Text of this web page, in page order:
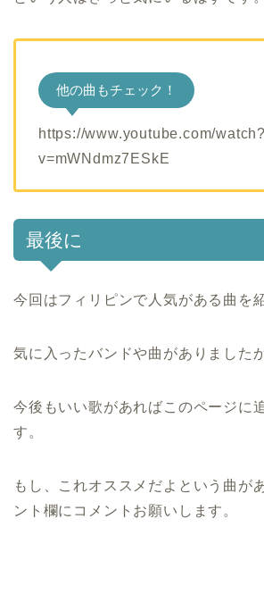
他の曲もチェック！
https://www.youtube.com/watch?
v=mWNdmz7ESkE
最後に
今回はフィリピンで人気がある曲を
気に入ったバンドや曲がありました
今後もいい歌があればこのページに
す。
もし、これオススメだよという曲が
ント欄にコメントお願いします。